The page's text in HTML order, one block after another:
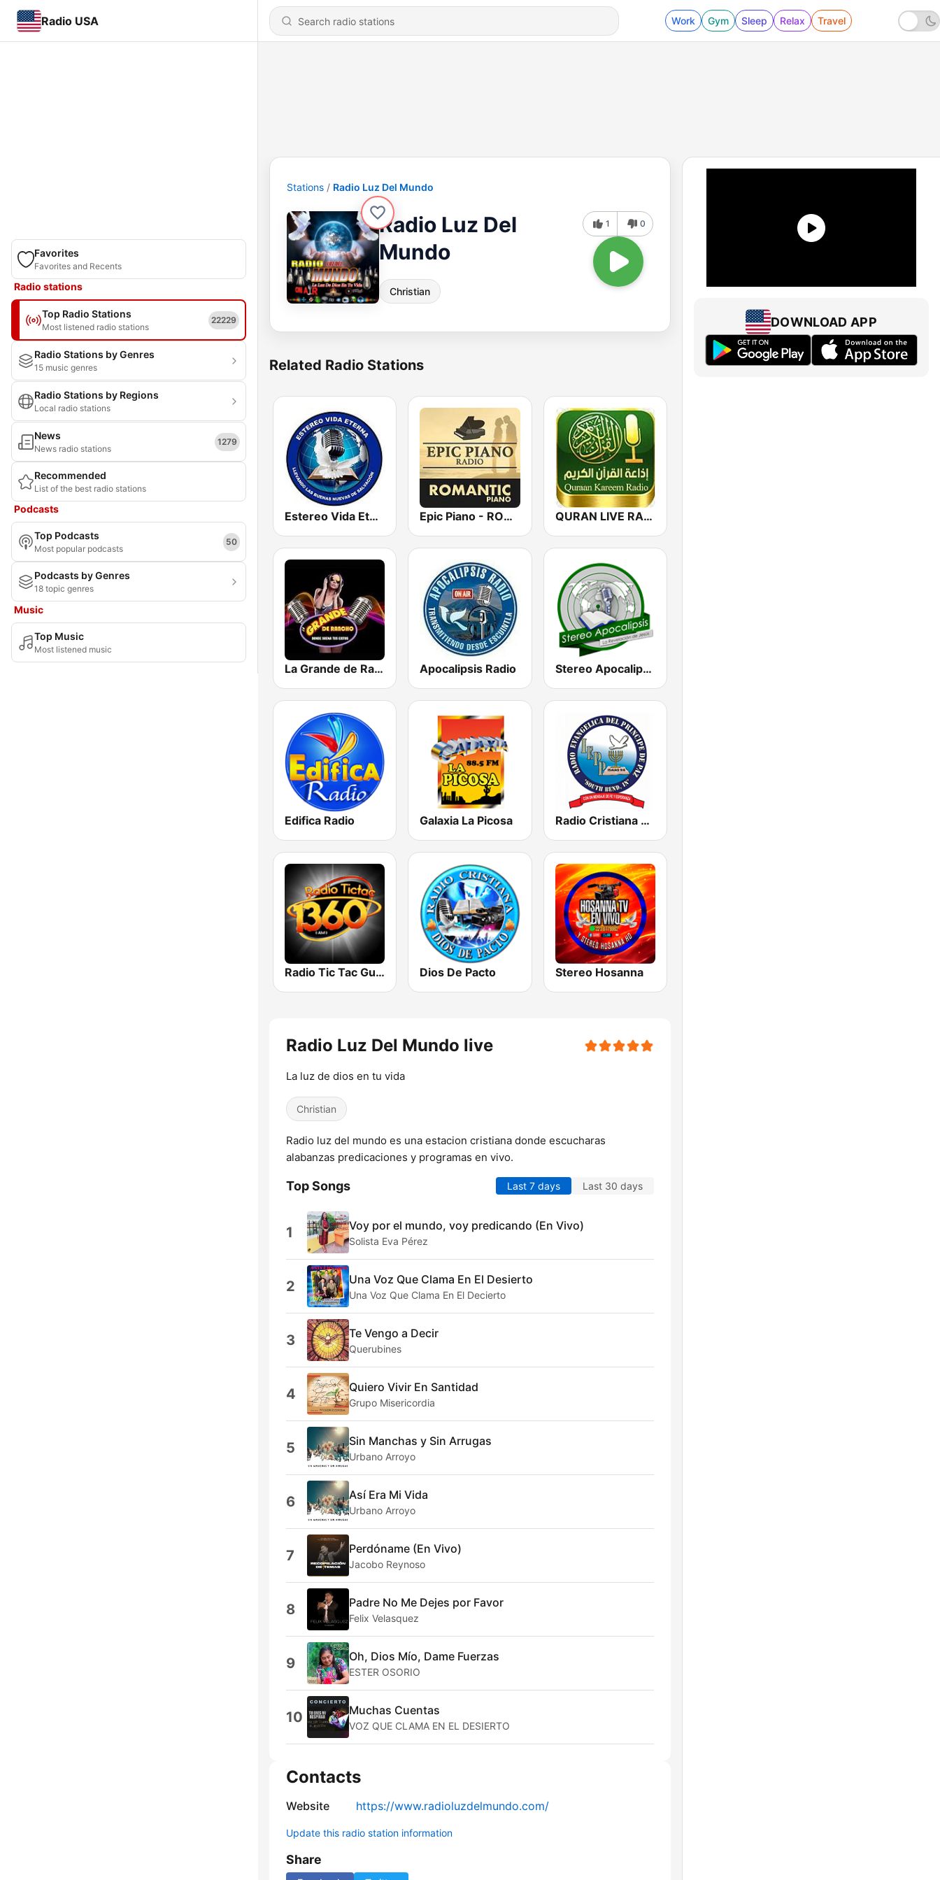
Radio USA Work Gym Sleep Relax Travel
Favorites
Favorites and Recents
Radio stations
Top Radio Stations
Most listened radio stations
22229
Radio Stations by Genres
15 music genres
Radio Stations by Regions
Local radio stations
News
News radio stations
1279
Recommended
List of the best radio stations
Podcasts
Top Podcasts
Most popular podcasts
50
Podcasts by Genres
18 topic genres
Music
Top Music
Most listened music
Stations Radio Luz Del Mundo
Radio Luz Del
Mundo
Christian
1 0
Related Radio Stations
Estereo Vida Eterna Epic Piano - ROMANTIC PIANO QURAN LIVE RADIO
La Grande de Rancho Apocalipsis Radio Stereo Apocalipsis
Edifica Radio Galaxia La Picosa Radio Cristiana Principe de Paz
Radio Tic Tac Guatemala Dios De Pacto Stereo Hosanna
Radio Luz Del Mundo live
La luz de dios en tu vida
Christian
Radio luz del mundo es una estacion cristiana donde escucharas
alabanzas predicaciones y programas en vivo.
Top Songs Last 7 days Last 30 days
1 Voy por el mundo, voy predicando (En Vivo)
Solista Eva Pérez
2 Una Voz Que Clama En El Desierto
Una Voz Que Clama En El Decierto
3 Te Vengo a Decir
Querubines
4 Quiero Vivir En Santidad
Grupo Misericordia
5 Sin Manchas y Sin Arrugas
Urbano Arroyo
6 Así Era Mi Vida
Urbano Arroyo
7 Perdóname (En Vivo)
Jacobo Reynoso
8 Padre No Me Dejes por Favor
Felix Velasquez
9 Oh, Dios Mío, Dame Fuerzas
ESTER OSORIO
10 Muchas Cuentas
VOZ QUE CLAMA EN EL DESIERTO
Contacts
Website https://www.radioluzdelmundo.com/
Update this radio station information
Share
DOWNLOAD APP